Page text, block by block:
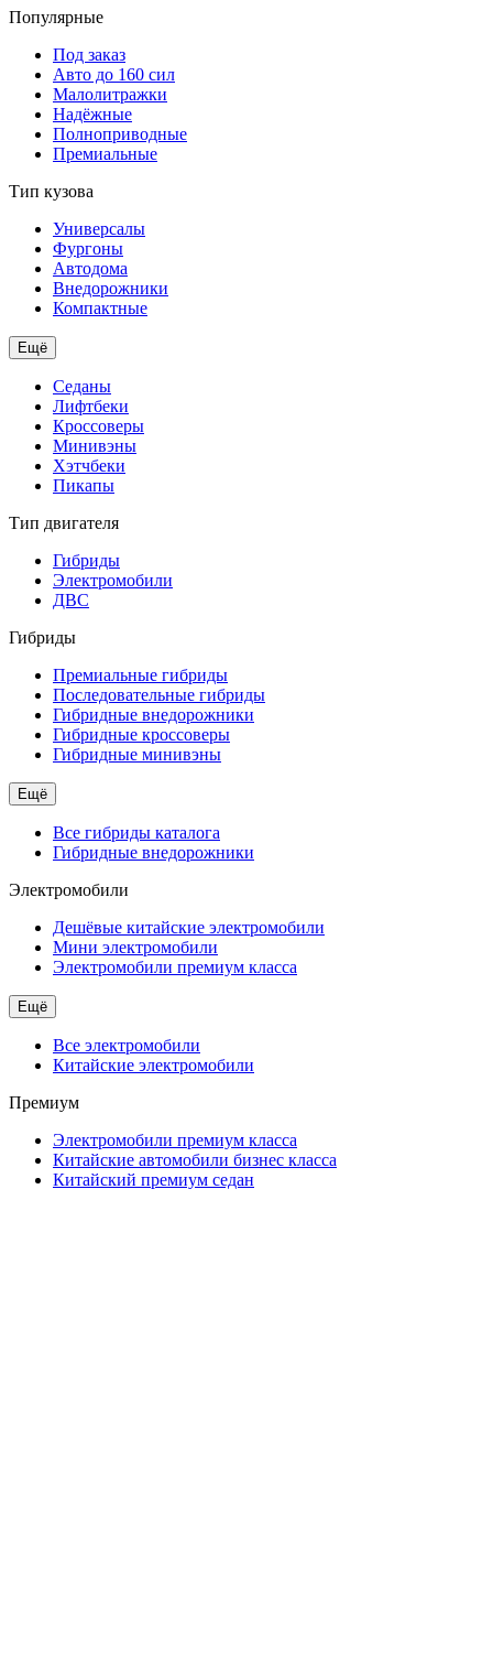
Популярные
Под заказ
Авто до 160 сил
Малолитражки
Надёжные
Полноприводные
Премиальные
Тип кузова
Универсалы
Фургоны
Автодома
Внедорожники
Компактные
Ещё
Седаны
Лифтбеки
Кроссоверы
Минивэны
Хэтчбеки
Пикапы
Тип двигателя
Гибриды
Электромобили
ДВС
Гибриды
Премиальные гибриды
Последовательные гибриды
Гибридные внедорожники
Гибридные кроссоверы
Гибридные минивэны
Ещё
Все гибриды каталога
Гибридные внедорожники
Электромобили
Дешёвые китайские электромобили
Мини электромобили
Электромобили премиум класса
Ещё
Все электромобили
Китайские электромобили
Премиум
Электромобили премиум класса
Китайские автомобили бизнес класса
Китайский премиум седан